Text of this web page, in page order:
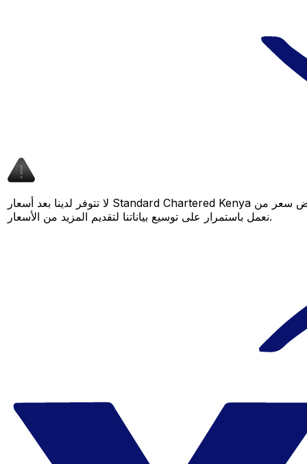
لا تتوفر لدينا بعد أسعار Standard Chartered Kenya لهذا الزوج من العملات، لكن لا يزال بإمكانك مقارنة عرض سعر من Standard Chartered Kenya بسعر Xe المباشر لمعرفة التوفير المحتمل. عد لاحقًا، فنحن
نعمل باستمرار على توسيع بياناتنا لتقديم المزيد من الأسعار.